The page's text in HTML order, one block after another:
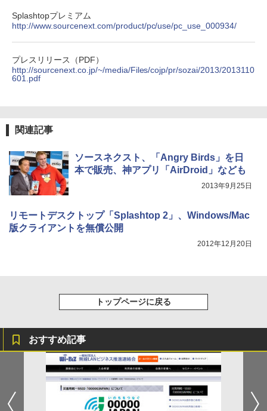
Splashtopプレミアム
http://www.sourcenext.com/product/pc/use/pc_use_000934/
プレスリリース（PDF）
http://sourcenext.co.jp/~/media/Files/cojp/pr/sozai/2013/2013110
601.pdf
関連記事
ソースネクスト、「Angry Birds」を日
本で販売、神アプリ「AirDroid」なども
2013年9月25日
リモートデスクトップ「Splashtop 2」、Windows/Mac
版クライアントを無償公開
2012年12月20日
トップページに戻る
おすすめ記事